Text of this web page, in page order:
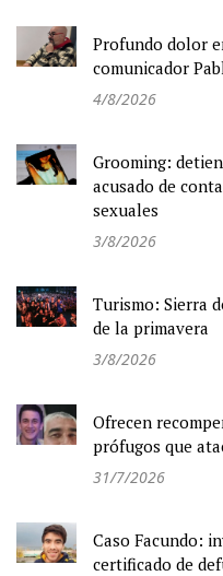
Profundo dolor
comunicador
4/8/2026
Grooming:
acusado de
sexuales
3/8/2026
Turismo: Sierra
de la primavera
3/8/2026
Ofrecen
prófugos que
31/7/2026
Caso Facundo:
certificado de